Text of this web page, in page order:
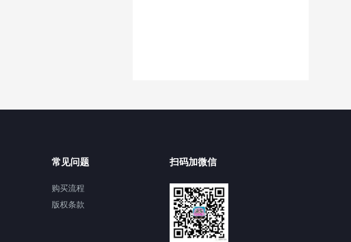
常见问题
购买流程
版权条款
扫码加微信